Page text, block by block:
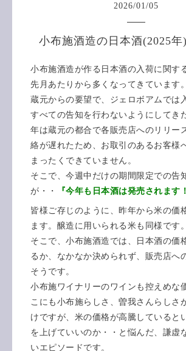
2026/01 /05
小布施酒造の日本酒(2025年
小布施酒造が作る日本酒の入荷に関す
先月あたりから多くなってきています。
蔵元からの要望で、ジェロボアムでは
すべての告知を行わないようにしてき
年は蔵元の都合で各販売店へのリリー
絡が遅れたため、お取引のあるお客様
まったくできていません。
そこで、今週中だけの期間限定での告
が・・
『今年も日本酒は発売されます
皆様ご存じのように、昨年から米の価
ます。醸造に用いられる米も同様です。
そこで、小布施酒造では、日本酒の価
るか、なかなか決められず、販売店へ
そうです。
小布施ワイナリーのワインも控えめな
こにも小布施らしさ、曽我さんらしさ
けですが、米の価格が高騰していると
を上げていいのか・・と悩んだ、謙虚
いエピソードです。